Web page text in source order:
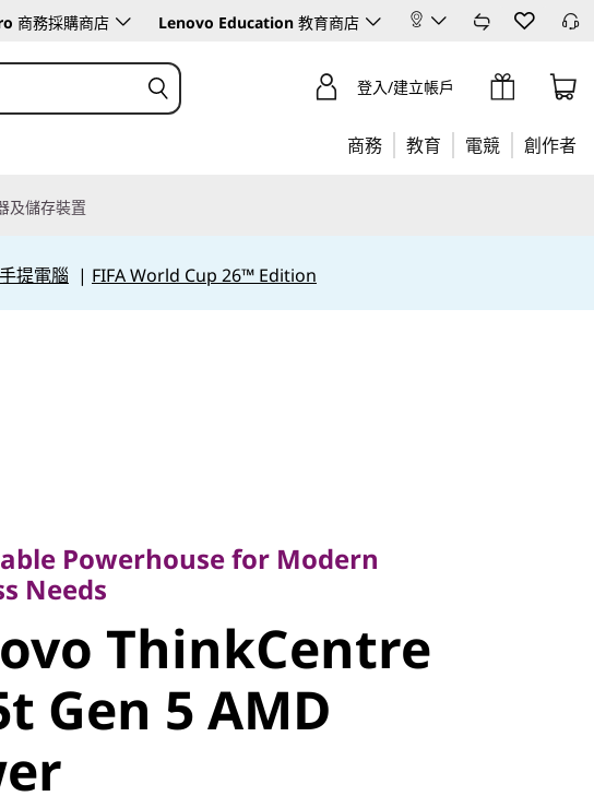
商務採購商店 Lenovo Education 教育商店
登入/建立帳戶
商務 教育 電競 創作者
及儲存裝置
提電腦 | FIFA World Cup 26™ Edition
M75t
AMD Tower
Powerhouse for Modern
Needs
ThinkCentre
Gen 5 AMD